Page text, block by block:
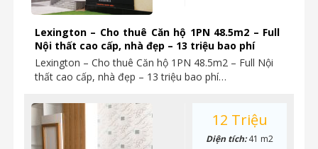
Lexington – Cho thuê Căn hộ 1PN 48.5m2 – Full
Nội thất cao cấp, nhà đẹp – 13 triệu bao phí
Lexington – Cho thuê Căn hộ 1PN 48.5m2 – Full Nội
thất cao cấp, nhà đẹp – 13 triệu bao phí…
12 Triệu
Diện tích:41 m2